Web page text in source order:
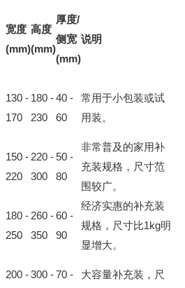
宽度
(mm)
高度
(mm)
厚度/
侧宽
(mm)
说明
130 -
170
180 -
230
40 -
60
常用于小包装或试
用装。
150 -
220
220 -
300
50 -
80
非常普及的家用补
充装规格，尺寸范
围较广。
180 -
250
260 -
350
60 -
90
经济实惠的补充装
规格，尺寸比1kg明
显增大。
200 -300 -70 -
大容量补充装，尺